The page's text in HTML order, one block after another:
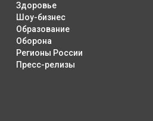
Здоровье
Шоу-бизнес
Образование
Оборона
Регионы России
Пресс-релизы